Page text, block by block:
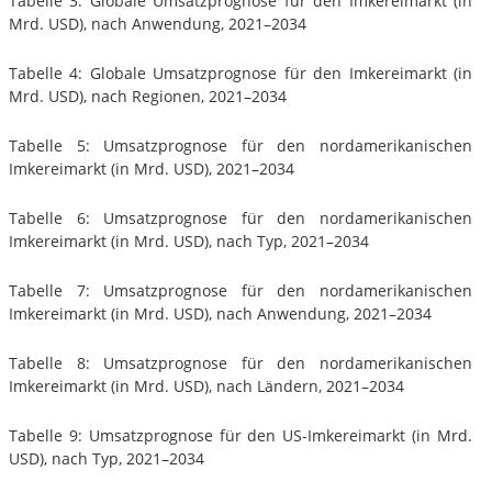
Mrd. USD), nach Anwendung, 2021–2034
Tabelle 4: Globale Umsatzprognose für den Imkereimarkt (in
Mrd. USD), nach Regionen, 2021–2034
Tabelle 5: Umsatzprognose für den nordamerikanischen
Imkereimarkt (in Mrd. USD), 2021–2034
Tabelle 6: Umsatzprognose für den nordamerikanischen
Imkereimarkt (in Mrd. USD), nach Typ, 2021–2034
Tabelle 7: Umsatzprognose für den nordamerikanischen
Imkereimarkt (in Mrd. USD), nach Anwendung, 2021–2034
Tabelle 8: Umsatzprognose für den nordamerikanischen
Imkereimarkt (in Mrd. USD), nach Ländern, 2021–2034
Tabelle 9: Umsatzprognose für den US-Imkereimarkt (in Mrd.
USD), nach Typ, 2021–2034